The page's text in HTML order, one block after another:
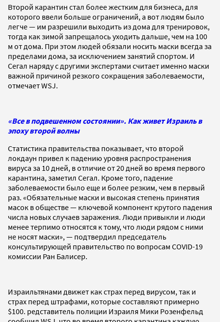
Второй карантин стал более жестким для бизнеса, для
которого ввели больше ограничений, а вот людям было
легче — им разрешили выходить из дома для тренировок,
тогда как зимой запрещалось уходить дальше, чем на 100
м от дома. При этом людей обязали носить маски всегда за
пределами дома, за исключением занятий спортом. И
Сегал наряду с другими экспертами считает именно маски
важной причиной резкого сокращения заболеваемости,
отмечает WSJ.
«Все в подвешенном состоянии». Как живет Израиль в
эпоху второй волны
Статистика правительства показывает, что второй
локдаун привел к падению уровня распространения
вируса за 10 дней, в отличие от 20 дней во время первого
карантина, заметил Сегал. Кроме того, падение
заболеваемости было еще и более резким, чем в первый
раз. «Обязательные маски и высокая степень принятия
масок в обществе — ключевой компонент крутого падения
числа новых случаев заражения. Люди привыкли и люди
менее терпимо относятся к тому, что люди рядом с ними
не носят маски», — подтвердил председатель
консультирующей правительство по вопросам COVID-19
комиссии Ран Балисер.
Израильтянами движет как страх перед вирусом, так и
страх перед штрафами, которые составляют примерно
$100. редставитель полиции Израиля Мики Розенфельд